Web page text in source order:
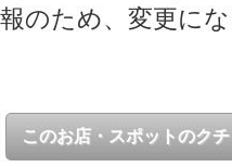
のため、変更に
このお店・スポットのク